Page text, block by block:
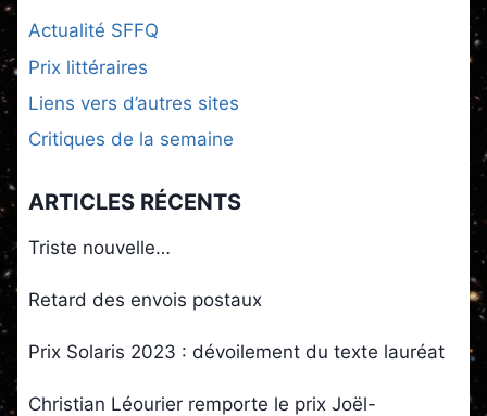
Actualité SFFQ
Prix littéraires
Liens vers d’autres sites
Critiques de la semaine
ARTICLES RÉCENTS
Triste nouvelle…
Retard des envois postaux
Prix Solaris 2023 : dévoilement du texte lauréat
Christian Léourier remporte le prix Joël-